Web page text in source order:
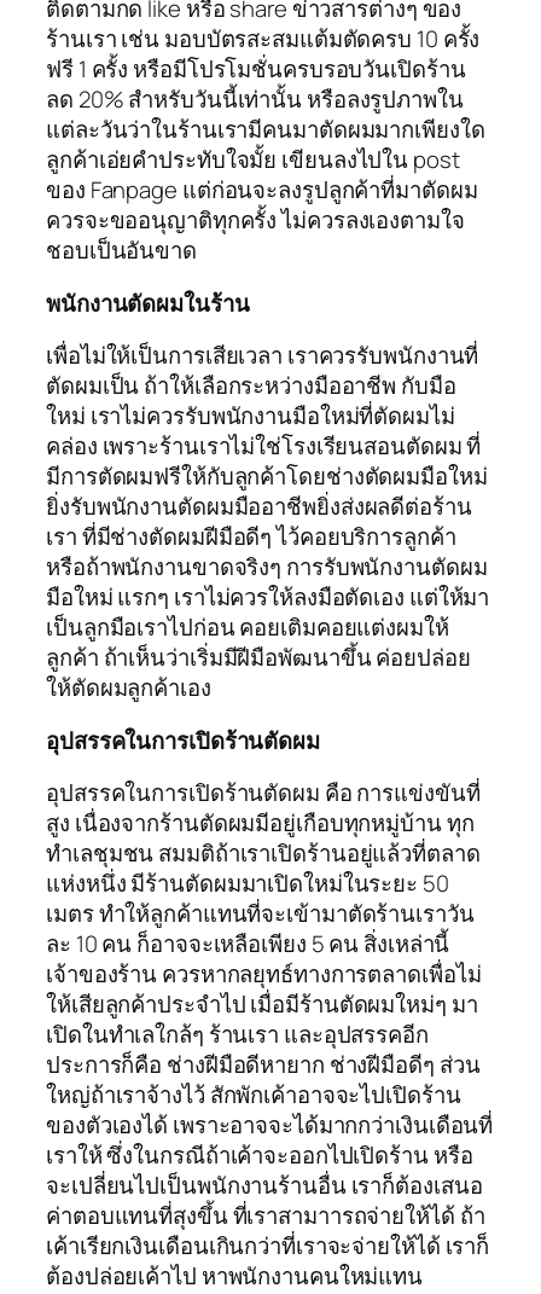
ติดตามกด like หรือ share ข่าวสารต่างๆ ของ
ร้านเรา เช่น มอบบัตรสะสมแต้มตัดครบ 10 ครั้ง
ฟรี 1 ครั้ง หรือมีโปรโมชั่นครบรอบวันเปิดร้าน
ลด 20% สำหรับวันนี้เท่านั้น หรือลงรูปภาพใน
แต่ละวันว่าในร้านเรามีคนมาตัดผมมากเพียงใด
ลูกค้าเอ่ยคำประทับใจมั้ย เขียนลงไปใน post
ของ Fanpage แต่ก่อนจะลงรูปลูกค้าที่มาตัดผม
ควรจะขออนุญาติทุกครั้ง ไม่ควรลงเองตามใจ
ชอบเป็นอันขาด
พนักงานตัดผมในร้าน
เพื่อไม่ให้เป็นการเสียเวลา เราควรรับพนักงานที่
ตัดผมเป็น ถ้าให้เลือกระหว่างมืออาชีพ กับมือ
ใหม่ เราไม่ควรรับพนักงานมือใหม่ที่ตัดผมไม่
คล่อง เพราะร้านเราไม่ใช่โรงเรียนสอนตัดผม ที่
มีการตัดผมฟรีให้กับลูกค้าโดยช่างตัดผมมือใหม่
ยิ่งรับพนักงานตัดผมมืออาชีพยิ่งส่งผลดีต่อร้าน
เรา ที่มีช่างตัดผมฝีมือดีๆ ไว้คอยบริการลูกค้า
หรือถ้าพนักงานขาดจริงๆ การรับพนักงานตัดผม
มือใหม่ แรกๆ เราไม่ควรให้ลงมือตัดเอง แต่ให้มา
เป็นลูกมือเราไปก่อน คอยเติมคอยแต่งผมให้
ลูกค้า ถ้าเห็นว่าเริ่มมีฝีมือพัฒนาขึ้น ค่อยปล่อย
ให้ตัดผมลูกค้าเอง
อุปสรรคในการเปิดร้านตัดผม
อุปสรรคในการเปิดร้านตัดผม คือ การแข่งขันที่
สูง เนื่องจากร้านตัดผมมีอยู่เกือบทุกหมู่บ้าน ทุก
ทำเลชุมชน สมมติถ้าเราเปิดร้านอยู่แล้วที่ตลาด
แห่งหนึ่ง มีร้านตัดผมมาเปิดใหม่ในระยะ 50
เมตร ทำให้ลูกค้าแทนที่จะเข้ามาตัดร้านเราวัน
ละ 10 คน ก็อาจจะเหลือเพียง 5 คน สิ่งเหล่านี้
เจ้าของร้าน ควรหากลยุทธ์ทางการตลาดเพื่อไม่
ให้เสียลูกค้าประจำไป เมื่อมีร้านตัดผมใหม่ๆ มา
เปิดในทำเลใกล้ๆ ร้านเรา และอุปสรรคอีก
ประการก็คือ ช่างฝีมือดีหายาก ช่างฝีมือดีๆ ส่วน
ใหญ่ถ้าเราจ้างไว้ สักพักเค้าอาจจะไปเปิดร้าน
ของตัวเองได้ เพราะอาจจะได้มากกว่าเงินเดือนที่
เราให้ ซึ่งในกรณีถ้าเค้าจะออกไปเปิดร้าน หรือ
จะเปลี่ยนไปเป็นพนักงานร้านอื่น เราก็ต้องเสนอ
ค่าตอบแทนที่สุงขึ้น ที่เราสามาารถจ่ายให้ได้ ถ้า
เค้าเรียกเงินเดือนเกินกว่าที่เราจะจ่ายให้ได้ เราก็
ต้องปล่อยเค้าไป หาพนักงานคนใหม่แทน